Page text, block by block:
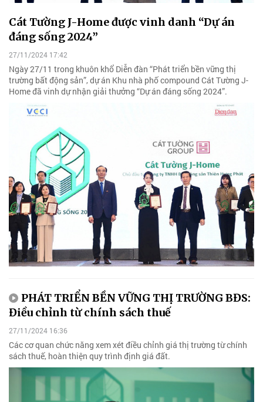
Cát Tường J-Home được vinh danh “Dự án
đáng sống 2024”
27/11/2024 17:42
Ngày 27/11 trong khuôn khổ Diễn đàn “Phát triển bền vững thị
trường bất động sản”, dự án Khu nhà phố compound Cát Tường J-
Home đã vinh dự nhận giải thưởng “Dự án đáng sống 2024”.
PHÁT TRIỂN BỀN VỮNG THỊ TRƯỜNG BĐS:
Điều chỉnh từ chính sách thuế
27/11/2024 16:36
Các cơ quan chức năng xem xét điều chỉnh giá thị trường từ chính
sách thuế, hoàn thiện quy trình định giá đất.